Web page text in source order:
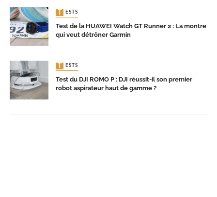
TESTS
Test de la HUAWEI Watch GT Runner 2 : La montre
qui veut détrôner Garmin
TESTS
Test du DJI ROMO P : DJI réussit-il son premier
robot aspirateur haut de gamme ?